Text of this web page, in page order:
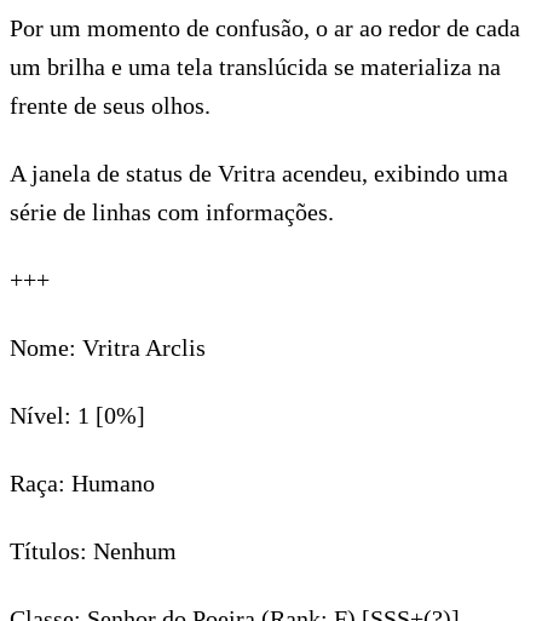
Por um momento de confusão, o ar ao redor de cada
um brilha e uma tela translúcida se materializa na
frente de seus olhos.
A janela de status de Vritra acendeu, exibindo uma
série de linhas com informações.
+++
Nome: Vritra Arclis
Nível: 1 [0%]
Raça: Humano
Títulos: Nenhum